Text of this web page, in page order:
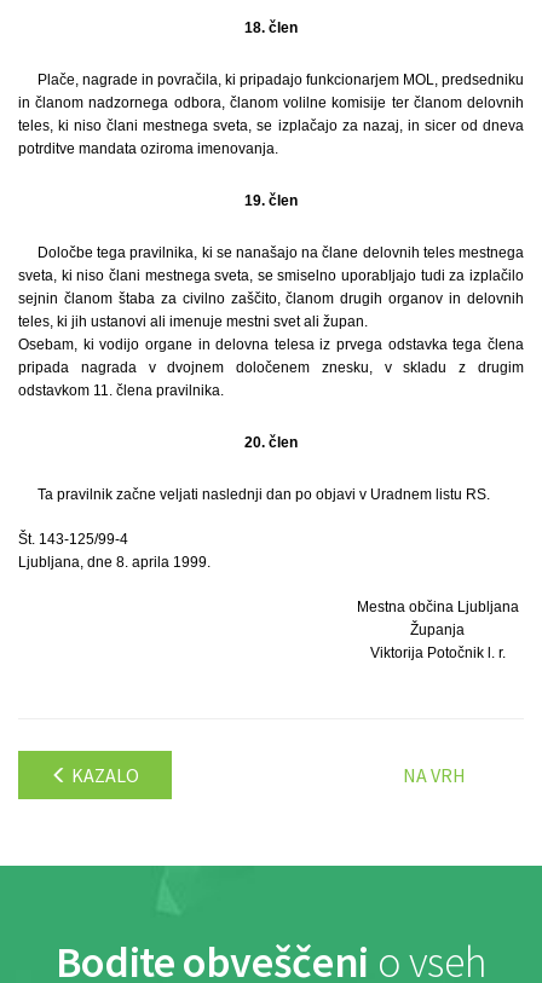
18. člen
Plače, nagrade in povračila, ki pripadajo funkcionarjem MOL, predsedniku
in članom nadzornega odbora, članom volilne komisije ter članom delovnih
teles, ki niso člani mestnega sveta, se izplačajo za nazaj, in sicer od dneva
potrditve mandata oziroma imenovanja.
19. člen
Določbe tega pravilnika, ki se nanašajo na člane delovnih teles mestnega
sveta, ki niso člani mestnega sveta, se smiselno uporabljajo tudi za izplačilo
sejnin članom štaba za civilno zaščito, članom drugih organov in delovnih
teles, ki jih ustanovi ali imenuje mestni svet ali župan.
Osebam, ki vodijo organe in delovna telesa iz prvega odstavka tega člena
pripada nagrada v dvojnem določenem znesku, v skladu z drugim
odstavkom 11. člena pravilnika.
20. člen
Ta pravilnik začne veljati naslednji dan po objavi v Uradnem listu RS.
Št. 143-125/99-4
Ljubljana, dne 8. aprila 1999.
Mestna občina Ljubljana
Županja
Viktorija Potočnik l. r.
KAZALO NA VRH
Bodite obveščeni o vseh